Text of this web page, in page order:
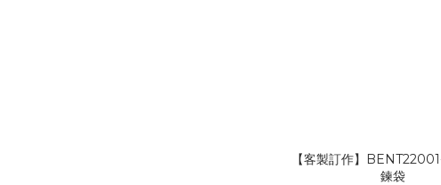
【客製訂作】
鍊袋